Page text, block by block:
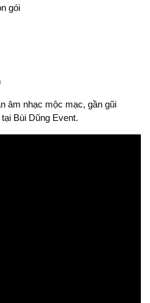
gói
âm nhạc mộc mạc, gần gũi
Bùi Dũng Event.